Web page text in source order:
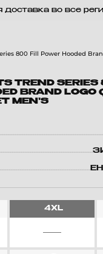
доставка во все
TREND
BRAND LOGO
MEN'S
4XL